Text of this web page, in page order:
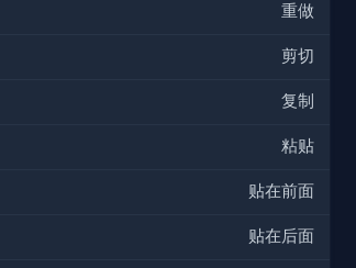
重做
剪切
复制
粘贴
贴在前面
贴在后面